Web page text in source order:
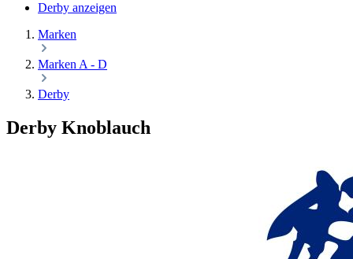
Derby anzeigen
Marken
Marken A - D
Derby
Derby Knoblauch